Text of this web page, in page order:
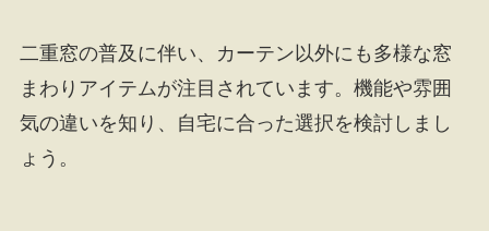
二重窓の普及に伴い、カーテン以外にも多様な窓
まわりアイテムが注目されています。機能や雰囲
気の違いを知り、自宅に合った選択を検討しまし
ょう。